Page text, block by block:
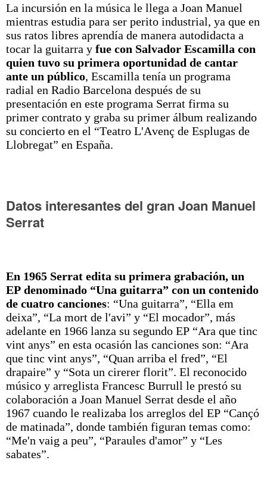
La incursión en la música le llega a Joan Manuel
mientras estudia para ser perito industrial, ya que en
sus ratos libres aprendía de manera autodidacta a
tocar la guitarra y fue con Salvador Escamilla con
quien tuvo su primera oportunidad de cantar
ante un público, Escamilla tenía un programa
radial en Radio Barcelona después de su
presentación en este programa Serrat firma su
primer contrato y graba su primer álbum realizando
su concierto en el “Teatro L'Avenç de Esplugas de
Llobregat” en España.
Datos interesantes del gran Joan Manuel
Serrat
En 1965 Serrat edita su primera grabación, un
EP denominado “Una guitarra” con un contenido
de cuatro canciones: “Una guitarra”, “Ella em
deixa”, “La mort de l'avi” y “El mocador”, más
adelante en 1966 lanza su segundo EP “Ara que tinc
vint anys” en esta ocasión las canciones son: “Ara
que tinc vint anys”, “Quan arriba el fred”, “El
drapaire” y “Sota un cirerer florit”. El reconocido
músico y arreglista Francesc Burrull le prestó su
colaboración a Joan Manuel Serrat desde el año
1967 cuando le realizaba los arreglos del EP “Cançó
de matinada”, donde también figuran temas como:
“Me'n vaig a peu”, “Paraules d'amor” y “Les
sabates”.